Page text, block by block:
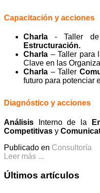
Capacitación y acciones
Charla - Taller
Estructuración.
Charla – Taller para
Clave en las
Charla – Taller
futuro para potenciar
Diagnóstico y acciones
Análisis Interno de la
Competitivas y
Publicado en Consultoría
Leer más ...
Últimos artículos